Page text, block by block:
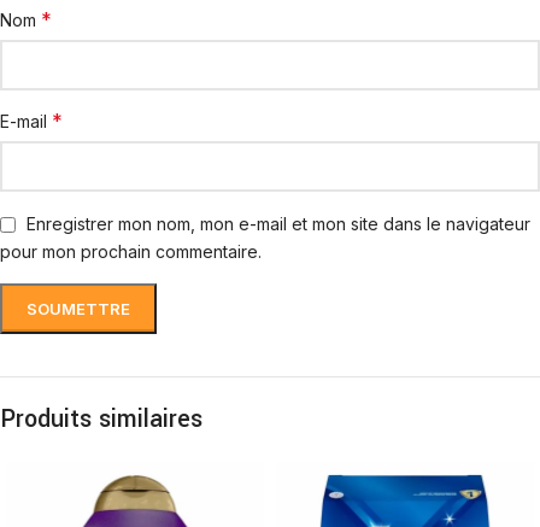
Nom *
E-mail *
Enregistrer mon nom, mon e-mail et mon site dans le navigateur
pour mon prochain commentaire.
Produits similaires